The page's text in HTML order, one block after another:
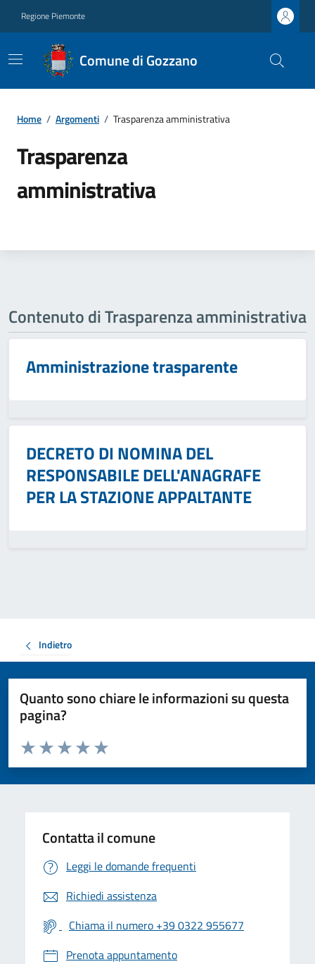
Regione Piemonte
Comune di Gozzano
Home / Argomenti / Trasparenza amministrativa
Trasparenza
amministrativa
Contenuto di Trasparenza amministrativa
Amministrazione trasparente
DECRETO DI NOMINA DEL
RESPONSABILE DELL'ANAGRAFE
PER LA STAZIONE APPALTANTE
Indietro
Quanto sono chiare le informazioni su questa
pagina?
Valuta da 1 a 5 stelle la pagina
Valuta 5 stelle su 5
Valuta 4 stelle su 5
Valuta 3 stelle su 5
Valuta 2 stelle su 5
Valuta 1 stelle su 5
Contatta il comune
Leggi le domande frequenti
Richiedi assistenza
Chiama il numero +39 0322 955677
Prenota appuntamento